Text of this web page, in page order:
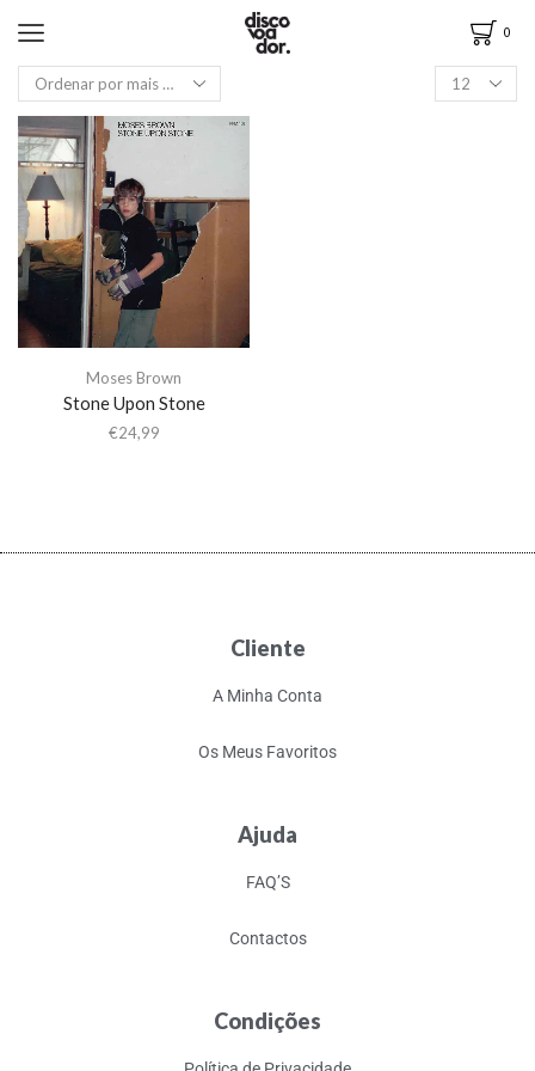
0
Moses Brown
Stone Upon Stone
€24,99
Cliente
A Minha Conta
Os Meus Favoritos
Ajuda
FAQ’S
Contactos
Condições